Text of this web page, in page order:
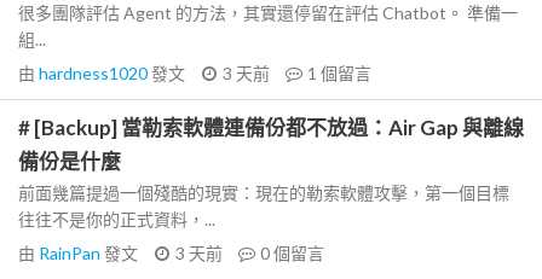
很多團隊評估 Agent 的方法，其實還停留在評估 Chatbot。 準備一
組...
由 hardness1020發文 3 天前 1 個留言
# [Backup] 當勒索軟體連備份都不放過：Air Gap 與離線
備份是什麼
前面幾篇提過一個殘酷的現實：現在的勒索軟體攻擊，第一個目標
往往不是你的正式資料，...
由 RainPan 發文 3 天前 0個留言